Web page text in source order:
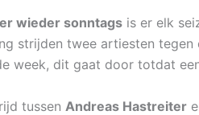
wieder sonntags is er elk
strijden twee artiesten
week, dit gaat door totdat
tussen Andreas Hastreiter